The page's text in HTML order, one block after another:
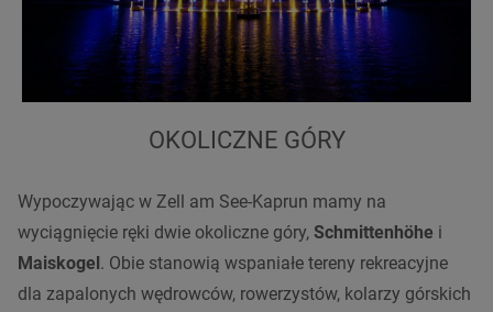
OKOLICZNE GÓRY
Wypoczywając w Zell am See-Kaprun mamy na
wyciągnięcie ręki dwie okoliczne góry, Schmittenhöhe i
Maiskogel . Obie stanowią wspaniałe tereny rekreacyjne
dla zapalonych wędrowców, rowerzystów, kolarzy górskich